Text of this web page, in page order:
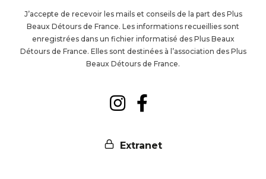
la
J’accepte de recevoir les mails et conseils de la part des Plus
Beaux Détours de France. Les informations recueillies sont
enregistrées dans un fichier informatisé des Plus Beaux
Détours de France. Elles sont destinées à l’association des Plus
Beaux Détours de France.
Suivez-
Suivez-
Extranet